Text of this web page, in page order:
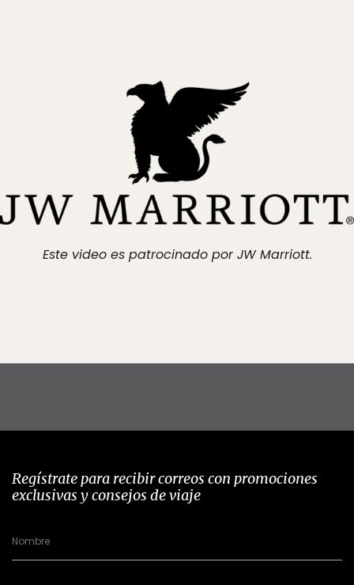
Este video es patrocinado por JW Marriott.
Regístrate para recibir correos con promociones
exclusivas y consejos de viaje